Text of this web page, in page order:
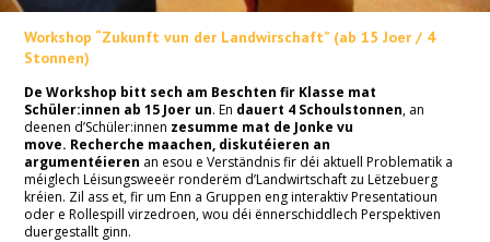
Workshop “Zukunft vun der Landwirschaft” (ab 15 Joer / 4
Stonnen)
De Workshop bitt sech am Beschten fir Klasse mat
Schüler:innen ab 15 Joer un. En dauert 4 Schoulstonnen, an
deenen d’Schüler:innen zesumme mat de Jonke vu
move. Recherche maachen, diskutéieren an
argumentéieren an esou e Verständnis fir déi aktuell Problematik a
méiglech Léisungsweeër ronderëm d’Landwirtschaft zu Lëtzebuerg
kréien. Zil ass et, fir um Enn a Gruppen eng interaktiv Presentatioun
oder e Rollespill virzedroen, wou déi ënnerschiddlech Perspektiven
duergestallt ginn.